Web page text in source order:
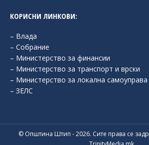
opens
in
new
window
КОРИСНИ ЛИНКОВИ:
– Влада
– Собрание
– Министерство за финансии
– Министерство за транспорт и врски
– Министерство за локална самоуправа
– ЗЕЛС
© Општина Штип - 2026. Сите права се